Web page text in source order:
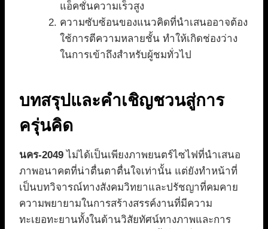
แอ็คชั่นความเร็วสูง
ความซับซ้อนของแนวคิดที่นำเสนออาจต้อง
ใช้การตีความหลายชั้น ทำให้เกิดช่องว่าง
ในการเข้าถึงสำหรับผู้ชมทั่วไป
บทสรุปและคำเชิญชวนสู่การ
ครุ่นคิด
นคร-2049 ไม่ได้เป็นเพียงภาพยนตร์ไซไฟที่นำเสนอ
ภาพอนาคตที่น่าตื่นตาตื่นใจเท่านั้น แต่ยังทำหน้าที่
เป็นบทวิจารณ์ทางสังคมวิทยาและปรัชญาที่คมคาย
ความพยายามในการสร้างสรรค์งานที่มีความ
ทะเยอทะยานทั้งในด้านวิสัยทัศน์ทางภาพและการ